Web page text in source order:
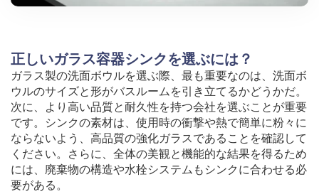
正しいガラス容器シンクを選ぶには？
ガラス製の洗面ボウルを選ぶ際、最も重要なのは、洗面ボ
ウルのサイズと形がバスルームを引き立てるかどうかだ。
次に、より高い品質と耐久性を持つ会社を選ぶことが重要
です。シンクの素材は、使用時の衝撃や熱で簡単に粉々に
ならないよう、高品質の強化ガラスであることを確認して
ください。さらに、全体の美観と機能的な結果を得るため
には、廃棄物の構造や水栓システムもシンクに合わせる必
要がある。